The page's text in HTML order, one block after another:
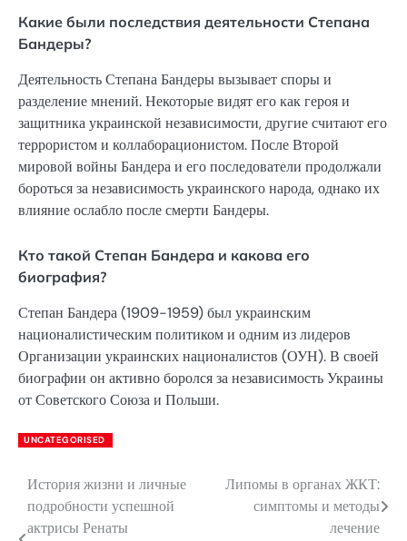
Какие были последствия деятельности Степана
Бандеры?
Деятельность Степана Бандеры вызывает споры и
разделение мнений. Некоторые видят его как героя и
защитника украинской независимости, другие считают его
террористом и коллаборационистом. После Второй
мировой войны Бандера и его последователи продолжали
бороться за независимость украинского народа, однако их
влияние ослабло после смерти Бандеры.
Кто такой Степан Бандера и какова его
биография?
Степан Бандера (1909-1959) был украинским
националистическим политиком и одним из лидеров
Организации украинских националистов (ОУН). В своей
биографии он активно боролся за независимость Украины
от Советского Союза и Польши.
UNCATEGORISED
Навигация
по
История жизни и личные
подробности успешной
актрисы Ренаты
Липомы в органах ЖКТ:
симптомы и методы
лечение